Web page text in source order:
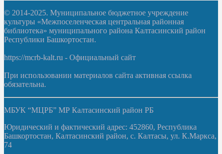
© 2014-2025. Муниципальное бюджетное учреждение
культуры «Межпоселенческая центральная районная
библиотека» муниципального района Калтасинский район
Республики Башкортостан.
https://mcrb-kalt.ru - Официальный сайт
При использовании материалов сайта активная ссылка
обязательна.
МБУК “МЦРБ” МР Калтасинский район РБ
Юридический и фактический адрес: 452860, Республика
Башкортостан, Калтасинский район, с. Калтасы, ул. К.Маркса,
74